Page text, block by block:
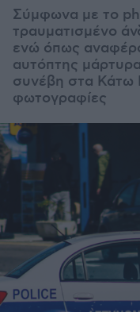
Σύμφωνα με το
τραυματισμένο
ενώ όπως
αυτόπτης
συνέβη στα Κάτω
φωτογραφίες